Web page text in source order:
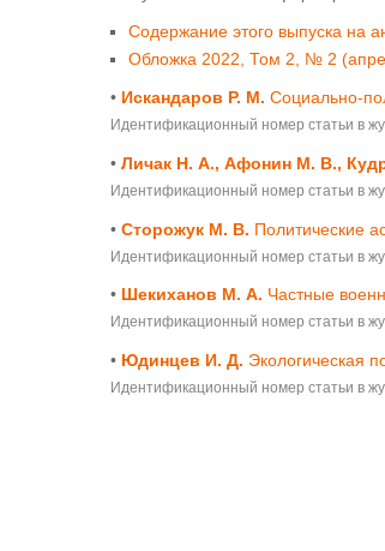
Содержание этого выпуска на
Обложка 2022, Том 2, № 2
• Искандаров Р. М. Социально-
Идентификационный номер статьи в
• Личак Н. А., Афонин М. В.,
Идентификационный номер статьи в
• Сторожук М. В. Политические
Идентификационный номер статьи в
• Шекиханов М. А. Частные
Идентификационный номер статьи в
• Юдинцев И. Д. Экологическая
Идентификационный номер статьи в